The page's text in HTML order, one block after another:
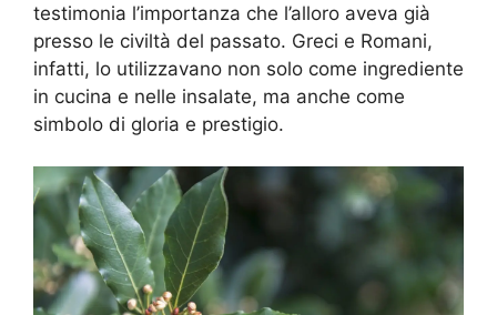
testimonia l’importanza che l’alloro aveva già
presso le civiltà del passato. Greci e Romani,
infatti, lo utilizzavano non solo come ingrediente
in cucina e nelle insalate, ma anche come
simbolo di gloria e prestigio.